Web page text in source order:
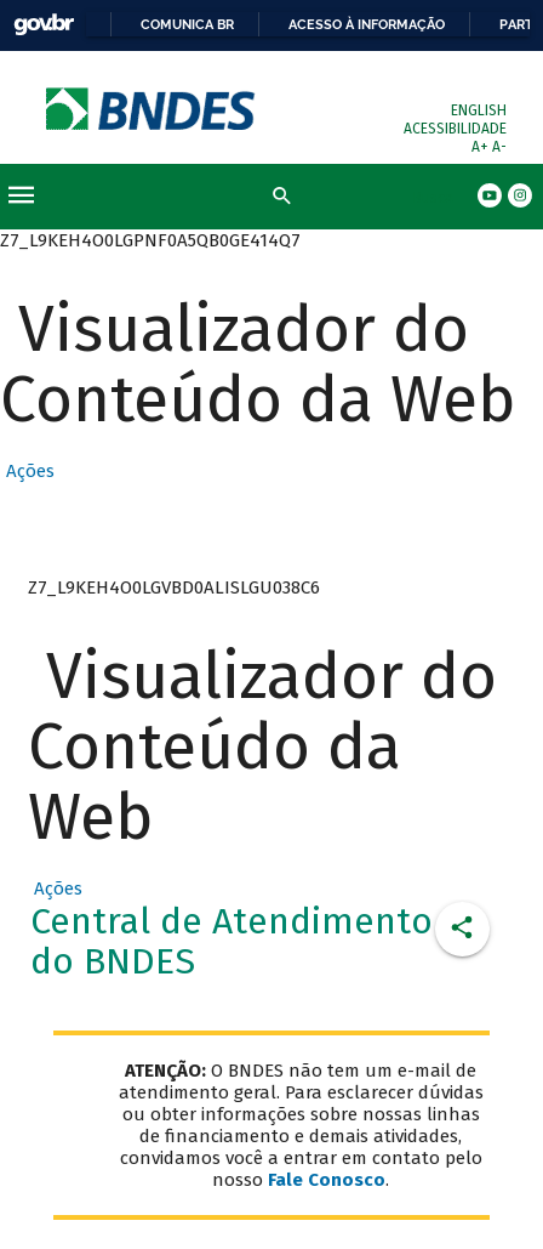
COMUNICA BR ACESSO À INFORMAÇÃO
ENGLISH
ACESSIBILIDADE
A+ A-
Z7_L9KEH4O0LGPNF0A5QB0GE414Q7
Visualizador do
Conteúdo da Web
Ações
Z7_L9KEH4O0LGVBD0ALISLGU038C6
Visualizador do
Conteúdo da
Web
Ações
Central de Atendimento
do BNDES
ATENÇÃO: O BNDES não tem um e-mail de
atendimento geral. Para esclarecer dúvidas
ou obter informações sobre nossas linhas
de financiamento e demais atividades,
convidamos você a entrar em contato pelo
nosso Fale Conosco.